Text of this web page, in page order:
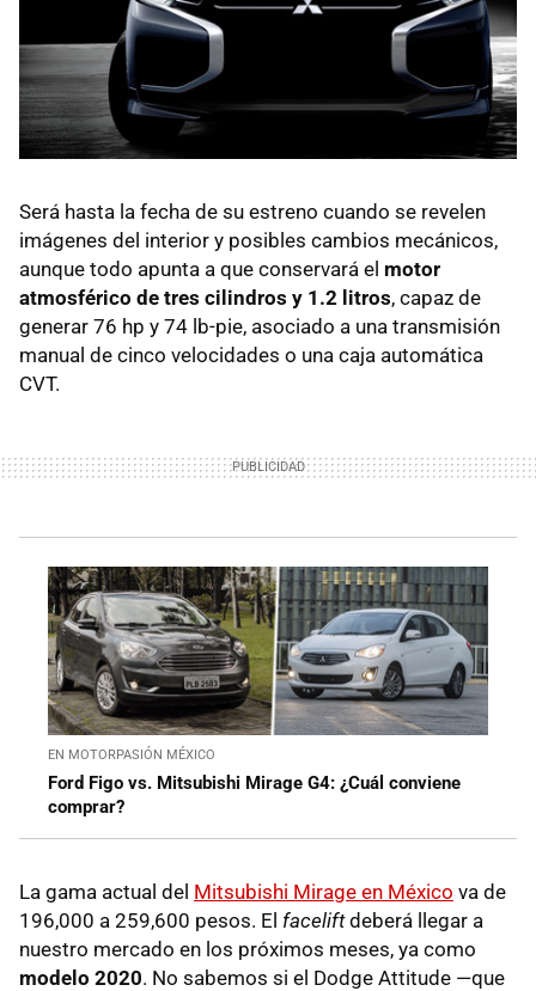
Será hasta la fecha de su estreno cuando se revelen
imágenes del interior y posibles cambios mecánicos,
aunque todo apunta a que conservará el motor
atmosférico de tres cilindros y 1.2 litros, capaz de
generar 76 hp y 74 lb-pie, asociado a una transmisión
manual de cinco velocidades o una caja automática
CVT.
EN MOTORPASIÓN MÉXICO
Ford Figo vs. Mitsubishi Mirage G4: ¿Cuál conviene
comprar?
La gama actual del Mitsubishi Mirage en México va de
196,000 a 259,600 pesos. El faceliftdeberá llegar a
nuestro mercado en los próximos meses, ya como
modelo 2020. No sabemos si el Dodge Attitude —que